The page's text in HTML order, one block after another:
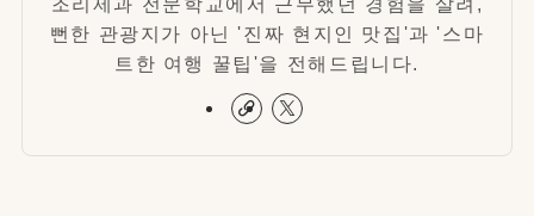
뻔한 관광지가 아닌 '진짜 현지인 맛집'과 '스마
트한 여행 꿀팁'을 전해드립니다.